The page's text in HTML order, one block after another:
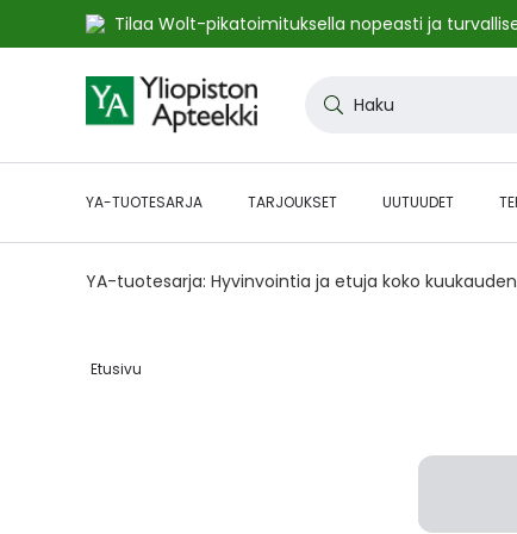
Tilaa Wolt-pikatoimituksella nopeasti ja
to
Content
YA-TUOTESARJA TARJOUKSET UUTUUDET
YA-tuotesarja: Hyvinvointia ja etuja koko
Etusivu‎